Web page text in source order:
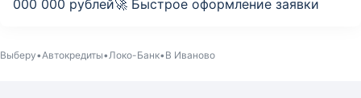
000 000 рублей🚀 Быстрое оформление заявки
Выберу Автокредиты Локо-Банк В Иваново